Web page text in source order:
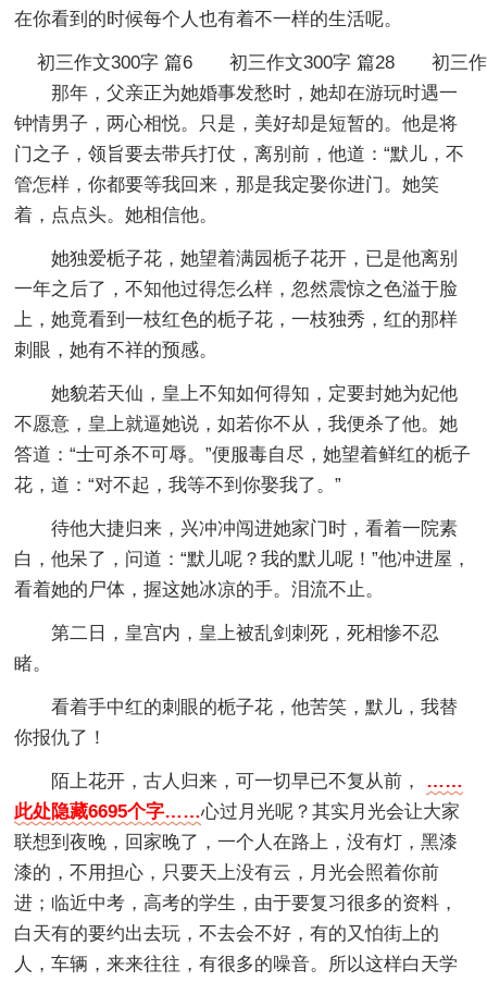
在你看到的时候每个人也有着不一样的生活呢。
初三作文300字 篇6
那年，父亲正为她婚事发愁时，她却在游玩时遇一
钟情男子，两心相悦。只是，美好却是短暂的。他是将
门之子，领旨要去带兵打仗，离别前，他道：“默儿，不
管怎样，你都要等我回来，那是我定娶你进门。她笑
着，点点头。她相信他。
她独爱栀子花，她望着满园栀子花开，已是他离别
一年之后了，不知他过得怎么样，忽然震惊之色溢于脸
上，她竟看到一枝红色的栀子花，一枝独秀，红的那样
刺眼，她有不祥的预感。
她貌若天仙，皇上不知如何得知，定要封她为妃他
不愿意，皇上就逼她说，如若你不从，我便杀了他。她
答道：“士可杀不可辱。”便服毒自尽，她望着鲜红的栀子
花，道：“对不起，我等不到你娶我了。”
待他大捷归来，兴冲冲闯进她家门时，看着一院素
白，他呆了，问道：“默儿呢？我的默儿呢！”他冲进屋，
看着她的尸体，握这她冰凉的手。泪流不止。
第二日，皇宫内，皇上被乱剑刺死，死相惨不忍
睹。
看着手中红的刺眼的栀子花，他苦笑，默儿，我替
你报仇了！
陌上花开，古人归来，可一切早已不复从前， ……
此处隐藏6695个字……心过月光呢？其实月光会让大家
联想到夜晚，回家晚了，一个人在路上，没有灯，黑漆
漆的，不用担心，只要天上没有云，月光会照着你前
进；临近中考，高考的学生，由于要复习很多的资料，
白天有的要约出去玩，不去会不好，有的又怕街上的
人，车辆，来来往往，有很多的噪音。所以这样白天学
初三作文300字 篇28 初三作